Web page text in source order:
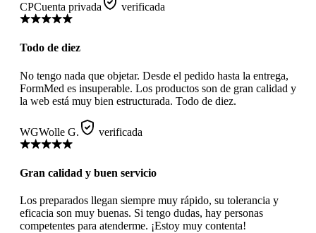
CPCuenta privada verificada
Todo de diez
No tengo nada que objetar. Desde el pedido hasta la entrega,
FormMed es insuperable. Los productos son de gran calidad y
la web está muy bien estructurada. Todo de diez.
WGWolle G. verificada
Gran calidad y buen servicio
Los preparados llegan siempre muy rápido, su tolerancia y
eficacia son muy buenas. Si tengo dudas, hay personas
competentes para atenderme. ¡Estoy muy contenta!